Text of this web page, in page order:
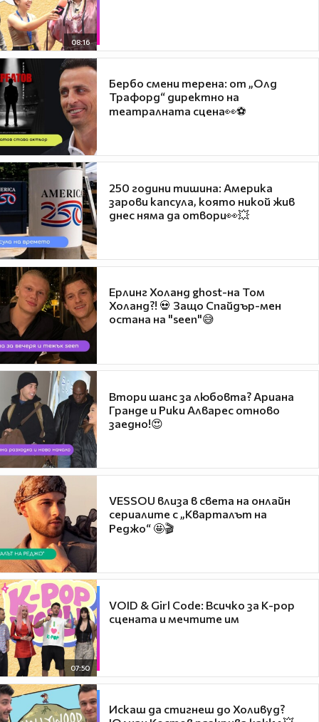
08:16
Бербо смени терена: от „Олд
Трафорд“ директно на
театралната сцена👀⚽
250 години тишина: Америка
зарови капсула, която никой жив
днес няма да отвори👀💥
Ерлинг Холанд ghost-на Том
Холанд?! 💀 Защо Спайдър-мен
остана на "seen"😅
Втори шанс за любовта? Ариана
Гранде и Рики Алварес отново
заедно!😍
VESSOU влиза в света на онлайн
сериалите с „Кварталът на
Реджо“ 🤩🎬
07:50
VOID & Girl Code: Всичко за K-pop
сцената и мечтите им
Искаш да стигнеш до Холивуд?